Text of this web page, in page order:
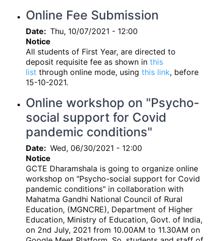
Online Fee Submission
Date
Thu, 10/07/2021 - 12:00
Notice
All students of First Year, are directed to
deposit requisite fee as shown in this
list through online mode, using this link, before
15-10-2021.
Online workshop on "Psycho-
social support for Covid
pandemic conditions"
Date
Wed, 06/30/2021 - 12:00
Notice
GCTE Dharamshala is going to organize online
workshop on "Psycho-social support for Covid
pandemic conditions" in collaboration with
Mahatma Gandhi National Council of Rural
Education, (MGNCRE), Department of Higher
Education, Ministry of Education, Govt. of India,
on 2nd July, 2021 from 10.00AM to 11.30AM on